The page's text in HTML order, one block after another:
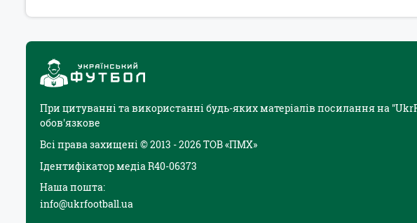
При цитуванні та використанні будь-яких матеріалів посилання на
обов'язкове
Всі права захищені © 2013 - 2026 ТОВ «ПМХ»
Ідентифікатор медіа R40-06373
Наша пошта:
info@ukrfootball.ua